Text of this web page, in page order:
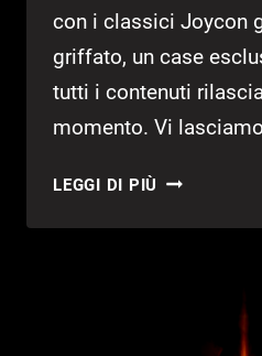
con i classici Joycon
griffato, un case
tutti i contenuti
momento. Vi
LEGGI DI PIÙ DIABLO
ETERNAL
BUNDLE